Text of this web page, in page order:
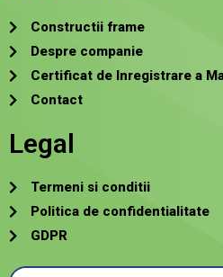
Constructii frame
Despre companie
Certificat de Inregistrare a
Contact
Legal
Termeni si conditii
Politica de confidentialitate
GDPR